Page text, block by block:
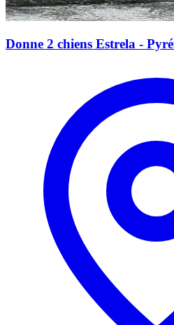
Donne 2 chiens Estrela -